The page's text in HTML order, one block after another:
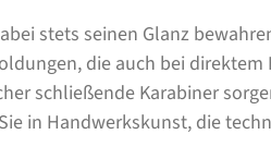
stets seinen Glanz
die auch bei
schließende Karabiner
in Handwerkskunst, die